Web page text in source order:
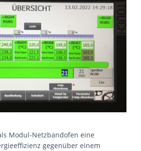
Modul-Netzbandofen eine
gegenüber einem